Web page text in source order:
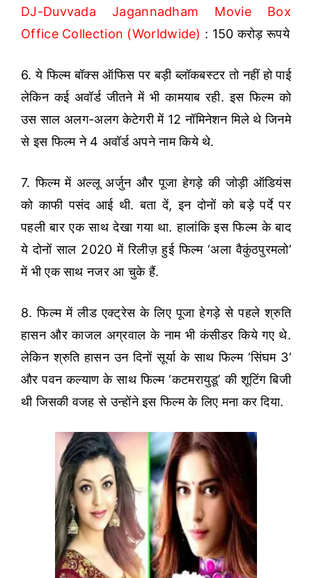
DJ-Duvvada Jagannadham Movie Box
Office Collection (Worldwide) : 150 करोड़ रूपये
6. ये फिल्म बॉक्स ऑफिस पर बड़ी ब्लॉकबस्टर तो नहीं हो पाई
लेकिन कई अवॉर्ड जीतने में भी कामयाब रही. इस फिल्म को
उस साल अलग-अलग केटेगरी में 12 नॉमिनेशन मिले थे जिनमे
से इस फिल्म ने 4 अवॉर्ड अपने नाम किये थे.
7. फिल्म में अल्लू अर्जुन और पूजा हेगड़े की जोड़ी ऑडियंस
को काफी पसंद आई थी. बता दें, इन दोनों को बड़े पर्दे पर
पहली बार एक साथ देखा गया था. हालांकि इस फिल्म के बाद
ये दोनों साल 2020 में रिलीज़ हुई फिल्म ‘अला वैकुंठपुरमलो’
में भी एक साथ नजर आ चुके हैं.
8. फिल्म में लीड एक्ट्रेस के लिए पूजा हेगड़े से पहले श्रुति
हासन और काजल अग्रवाल के नाम भी कंसीडर किये गए थे.
लेकिन श्रुति हासन उन दिनों सूर्या के साथ फिल्म ‘सिंघम 3’
और पवन कल्याण के साथ फिल्म ‘कटमरायुडू’ की शूटिंग बिजी
थी जिसकी वजह से उन्होंने इस फिल्म के लिए मना कर दिया.